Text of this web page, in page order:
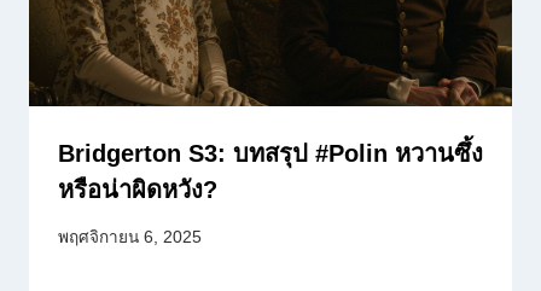
Bridgerton S3: บทสรุป #Polin หวานซึ้ง
หรือน่าผิดหวัง?
พฤศจิกายน 6, 2025